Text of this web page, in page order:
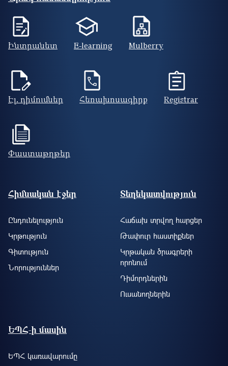
Ինտրանետ E-learning Mulberry
Էլ. դիմումներ Հեռախոսագիրք Registrar
Փաստաթղթեր
Footer site information
Հիմնական էջեր
Ընդունելություն
Կրթություն
Գիտություն
Նորություններ
Տեղեկատվություն
Հաճախ տրվող հարցեր
Թափուր հաստիքներ
Կրթական ծրագրերի
որոնում
Դիմորդներին
Ուսանողներին
ԵՊՀ-ի մասին
ԵՊՀ կառավարումը